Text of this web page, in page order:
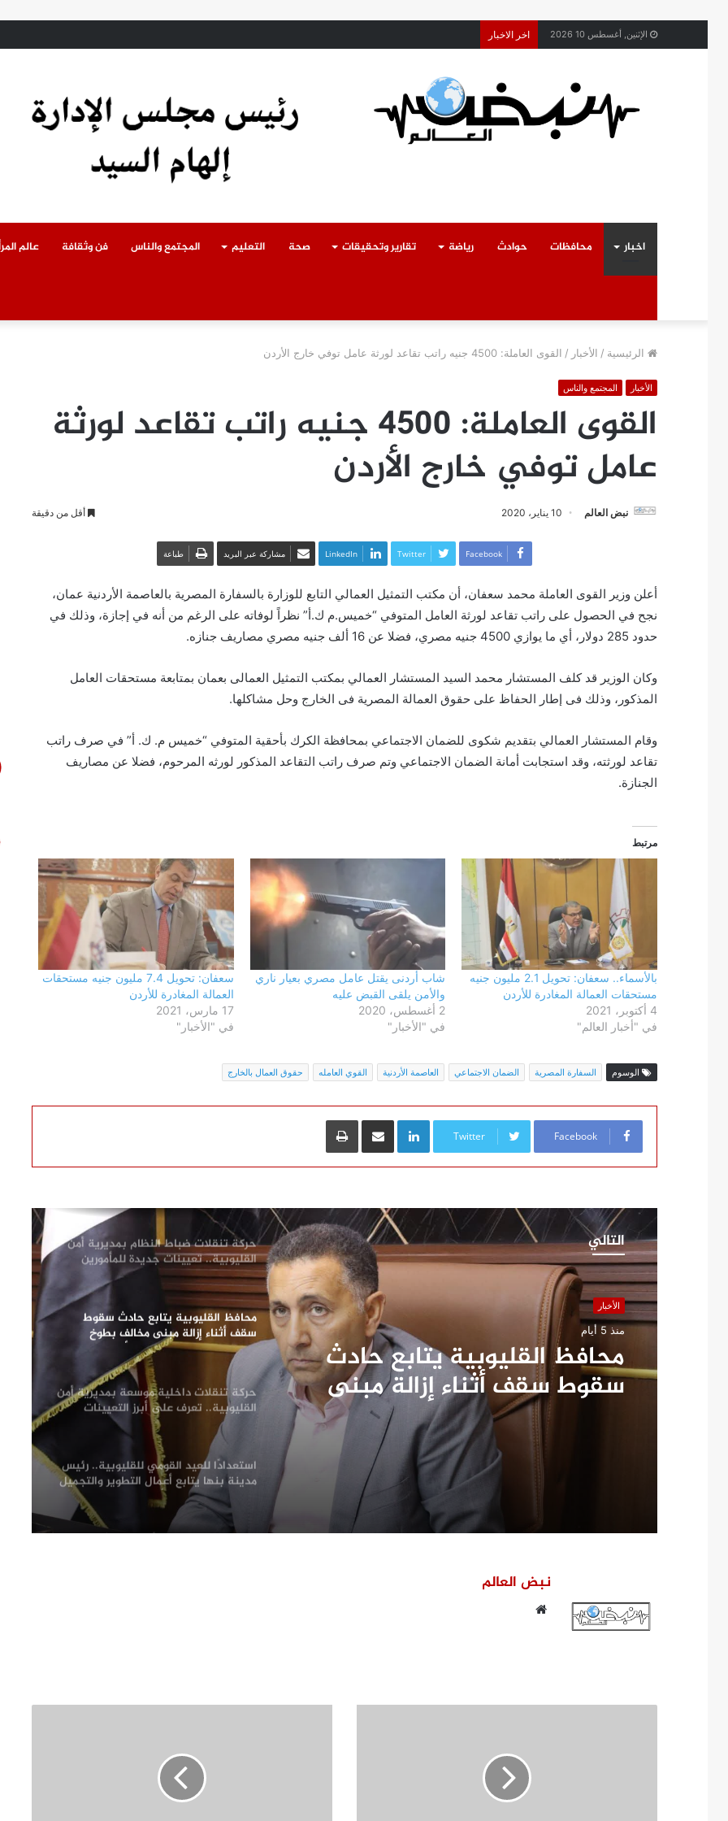
الإثنين, أغسطس 10 2026 اخر الاخبار
اخبار محافظات حوادث رياضة تقارير وتحقيقات صحة التعليم المجتمع والناس فن وثقافة عالم
الرئيسية / الأخبار / القوى العاملة: 4500 جنيه راتب تقاعد لورثة عامل توفي خارج الأردن
الأخبار المجتمع والناس
القوى العاملة: 4500 جنيه راتب تقاعد لورثة
عامل توفي خارج الأردن
نبض العالم 10 يناير، 2020 أقل من دقيقة
Facebook
Twitter
LinkedIn مشاركة عبر البريد طباعة
أعلن وزير القوى العاملة محمد سعفان، أن مكتب التمثيل العمالي التابع للوزارة بالسفارة المصرية بالعاصمة الأردنية عمان،
نجح في الحصول على راتب تقاعد لورثة العامل المتوفي “خميس.م ك.أ” نظراً لوفاته على الرغم من أنه في إجازة، وذلك في
حدود 285 دولار، أي ما يوازي 4500 جنيه مصري، فضلا عن 16 ألف جنيه مصري مصاريف جنازه.
وكان الوزير قد كلف المستشار محمد السيد المستشار العمالي بمكتب التمثيل العمالى بعمان بمتابعة مستحقات العامل
المذكور، وذلك فى إطار الحفاظ على حقوق العمالة المصرية فى الخارج وحل مشاكلها.
وقام المستشار العمالي بتقديم شكوى للضمان الاجتماعي بمحافظة الكرك بأحقية المتوفي “خميس م. ك. أ” في صرف راتب
تقاعد لورثته، وقد استجابت أمانة الضمان الاجتماعي وتم صرف راتب التقاعد المذكور لورثه المرحوم، فضلا عن مصاريف
الجنازة.
مرتبط
بالأسماء.. سعفان: تحويل 2.1 مليون جنيه
مستحقات العمالة المغادرة للأردن
4 أكتوبر، 2021
في "أخبار العالم"
شاب أردنى يقتل عامل مصري بعيار ناري
والأمن يلقى القبض عليه
2 أغسطس، 2020
في "الأخبار"
سعفان: تحويل 7.4 مليون جنيه مستحقات
العمالة المغادرة للأردن
17 مارس، 2021
في "الأخبار"
الوسوم السفارة المصرية الضمان الاجتماعي العاصمة الأردنية القوي العامله حقوق العمال بالخارج
Facebook
Twitter
LinkedInمشاركة عبر البريد طباعة
التالي
الأخبار
منذ 5 أيام
محافظ القليوبية يتابع حادث
سقوط سقف أثناء إزالة مبنى
مخالف بطوخ ويوجه بصرف إعانة
عاجلة لأسرة العامل المتوفى
فحص شكوى بشأن بناء في مجول..
والمعاينة تؤكد سلامة الترخيص ومتابعة
التنفيذ ميدانيًا
حزب الجبهة الوطنية بالقليوبية: أمن مصر
وسيادتها خط أحمر.. والاصطفاف الوطني
ضرورة لمواجهة التحديات وحملات
التضليل
محافظ القليوبية يتفقد انتظام العمل
بالفترة المسائية للعيادات الخارجية
تشغيلها
لصناعة مواسير الفخار لبحث تعزيز التعاون
وزيرة التنمية المحلية والبيئة ومحافظ
حركة تنقلات ضباط النظام بمديرية أمن
القليوبية.. تعيينات جديدة للمأمورين
ونوابهم
محافظ القليوبية يتابع حادث سقوط
سقف أثناء إزالة مبنى مخالف بطوخ
ويوجه بصرف إعانة عاجلة لأسرة العامل
المتوفى
حركة تنقلات داخلية موسعة بمديرية أمن
القليوبية.. تعرف على أبرز التعيينات
استعدادًا للعيد القومي للقليوبية.. رئيس
مدينة بنها يتابع أعمال التطوير والتجميل
لظهور المدينة في أبهى صورها
محافظ القليوبية يبدأ جولته بشبين
وسيادتها خط أحمر.. والاصطفاف الوطني
محافظ القليوبية يتفقد انتظام العمل
بالفترة المسائية للعيادات الخارجية
بمستشفى بنها التعليمي عقب بدء
نبض العالم